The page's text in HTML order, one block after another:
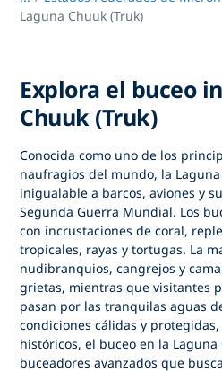
Laguna Chuuk (Truk)
Explora el buceo
Chuuk (Truk)
Conocida como uno de los
naufragios del mundo, la
inigualable a barcos, aviones y
Segunda Guerra Mundial. Los
con incrustaciones de coral,
tropicales, rayas y tortugas. La
nudibranquios, cangrejos y
grietas, mientras que visitantes
pasan por las tranquilas aguas
condiciones cálidas y
históricos,el buceo en la Laguna
buceadores avanzados que